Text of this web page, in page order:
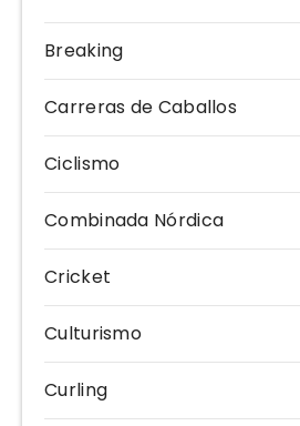
Breaking
Carreras de Caballos
Ciclismo
Combinada Nórdica
Cricket
Culturismo
Curling